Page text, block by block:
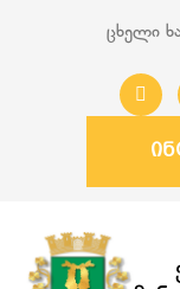
ცხელი